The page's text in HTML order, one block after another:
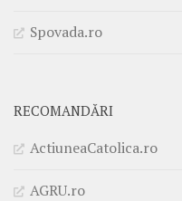
Spovada.ro
RECOMANDĂRI
ActiuneaCatolica.ro
AGRU.ro